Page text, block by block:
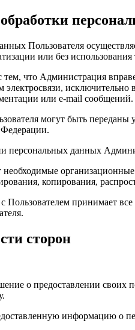
Пользователя
или без использования
тем, что Администрация
электросвязи,
или e-mail сообщений.
могут быть
Федерации.
персональных данных
копирования,
Пользователем принимает
сторон
о предоставлении
информацию о